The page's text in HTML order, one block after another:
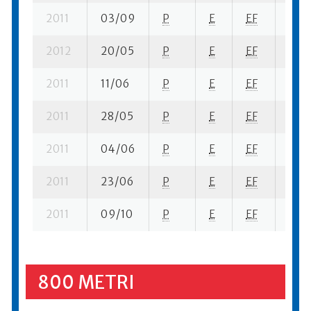
2011 03/09 P E EF
2012 20/05 P E EF
2011 11/06 P E EF
2011 28/05 P E EF
2011 04/06 P E EF
2011 23/06 P E EF
2011 09/10 P E EF
800 METRI